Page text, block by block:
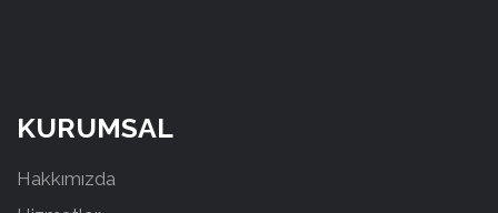
KURUMSAL
Hakkımızda